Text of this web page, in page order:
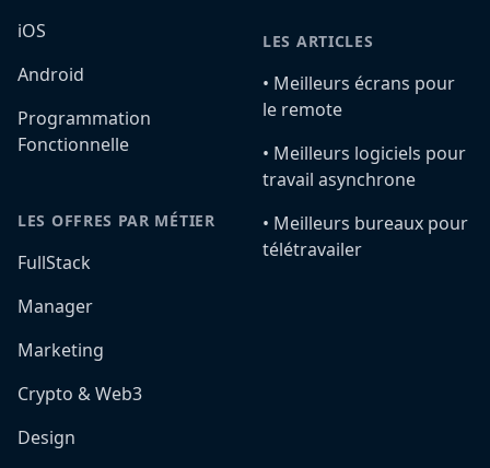
iOS
Android
Programmation
Fonctionnelle
LES OFFRES PAR MÉTIER
FullStack
Manager
Marketing
Crypto & Web3
Design
LES ARTICLES
•️ Meilleurs écrans pour
le remote
•️ Meilleurs logiciels pour
travail asynchrone
•️ Meilleurs bureaux pour
télétravailer